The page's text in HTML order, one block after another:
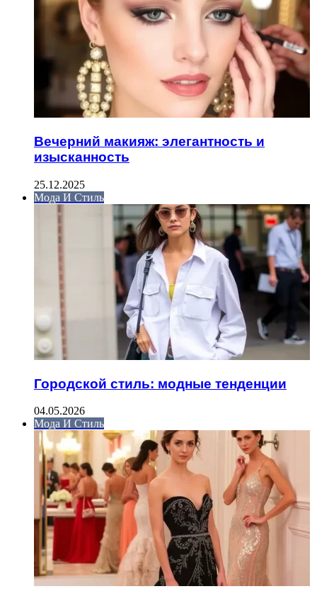
Вечерний макияж: элегантность и
изысканность
25.12.2025
Мода И Стиль
Городской стиль: модные тенденции
04.05.2026
Мода И Стиль